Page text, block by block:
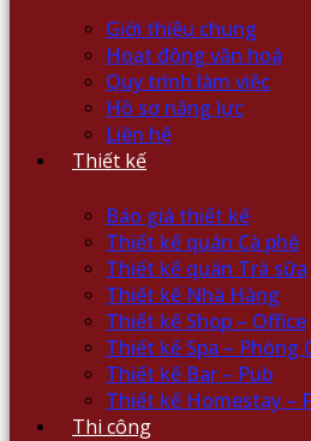
Giới thiệu chung
Hoạt động văn hoá
Quy trình làm việc
Hồ sơ năng lực
Liên hệ
Thiết kế
Báo giá thiết kế
Thiết kế quán Cà phê
Thiết kế quán Trà sữa
Thiết kế Nhà Hàng
Thiết kế Shop – Office
Thiết kế Spa – Phòng
Thiết kế Bar – Pub
Thiết kế Homestay –
Thi công